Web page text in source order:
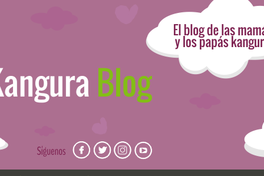
anécdotas de porteo, sorteos, concursos, artículos,